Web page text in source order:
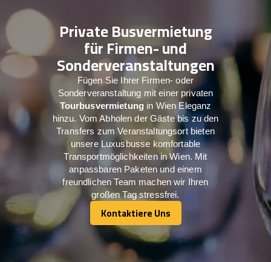
Private Busvermietung
für Firmen- und
Sonderveranstaltungen
Fügen Sie Ihrer Firmen- oder
Sonderveranstaltung mit einer privaten
Tourbusvermietung in Wien Eleganz
hinzu. Vom Abholen der Gäste bis zu den
Transfers zum Veranstaltungsort bieten
unsere Luxusbusse komfortable
Transportmöglichkeiten in Wien. Mit
anpassbaren Paketen und einem
freundlichen Team machen wir Ihren
großen Tag stressfrei.
Kontaktiere Uns
Kontaktiere Uns